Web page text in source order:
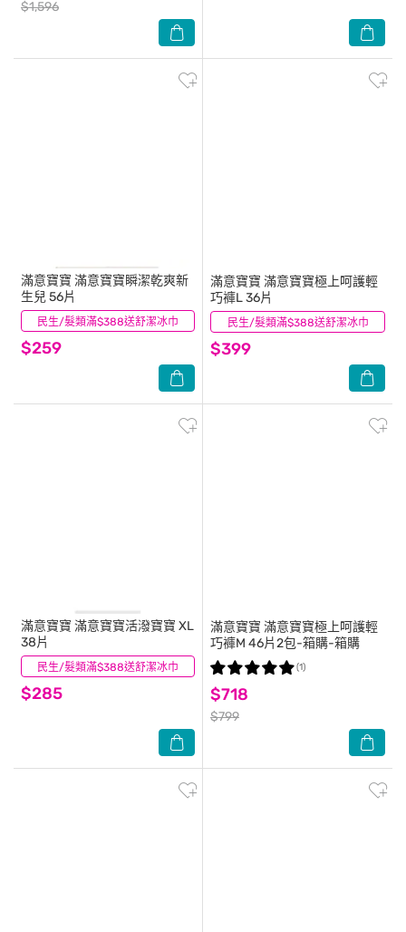
$1,596
民生/髮類滿$388送舒潔冰巾
滿意寶寶 滿意寶寶瞬潔乾爽新
生兒 56片
$259
(0) 民生/髮類滿$388送舒潔冰巾
滿意寶寶 滿意寶寶極上呵護輕
巧褲L 36片
$399
(0)
民生/髮類滿$388送舒潔冰巾
滿意寶寶 滿意寶寶活潑寶寶 XL
38片
$285
(0)
滿意寶寶 滿意寶寶極上呵護輕
巧褲M 46片2包-箱購-箱購
$718
$799
(1)